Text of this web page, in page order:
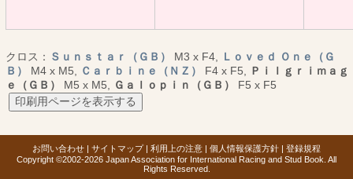
クロス： Ｓｕｎｓｔａｒ（ＧＢ） M3 x F4,
Ｌｏｖｅｄ Ｏｎｅ（Ｇ
Ｂ）
M4 x M5, Ｃａｒｂｉｎｅ（ＮＺ） F4 x F5,
Ｐｉｌｇｒｉｍａｇ
ｅ（ＧＢ）
M5 x M5, Ｇａｌｏｐｉｎ（ＧＢ） F5 x F5
お問い合わせ | サイトマップ| 利用上の注意 | 個人情報保護方針 | 登録規程
Copyright ©2002-2026 Japan Association for International Racing and Stud Book. All
Rights Reserved.